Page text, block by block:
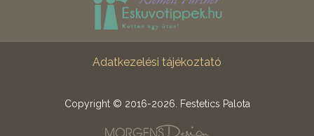
Adatkezelési tájékoztató
Copyright © 2016-2026. Festetics Palota